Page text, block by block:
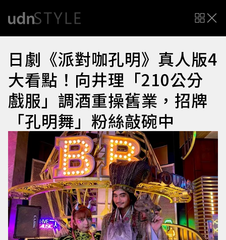
日劇《派對咖孔明》真人版4
大看點！向井理「210公分
戲服」調酒重操舊業，招牌
「孔明舞」粉絲敲碗中